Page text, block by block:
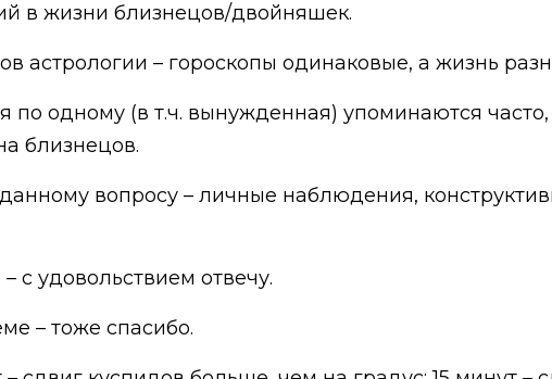
в жизни близнецов/двойняшек.
астрологии – гороскопы одинаковые, а жизнь
одному (в т.ч. вынужденная) упоминаются
близнецов.
вопросу – личные наблюдения,
с удовольствием отвечу.
– тоже спасибо.